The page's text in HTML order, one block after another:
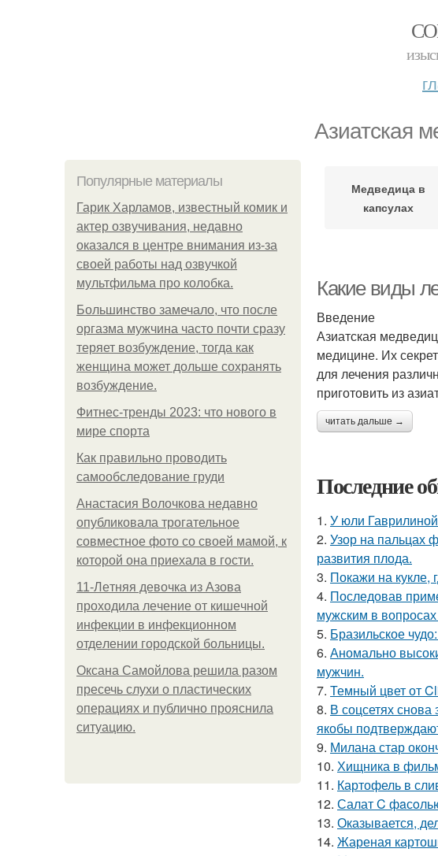
Азиатская
Популярные материалы
Гарик Харламов, известный комик и
актер озвучивания, недавно
оказался в центре внимания из-за
своей работы над озвучкой
мультфильма про колобка.
Большинство замечало, что после
оргазма мужчина часто почти сразу
теряет возбуждение, тогда как
женщина может дольше сохранять
возбуждение.
Фитнес-тренды 2023: что нового в
мире спорта
Как правильно проводить
самообследование груди
Анастасия Волочкова недавно
опубликовала трогательное
совместное фото со своей мамой, к
которой она приехала в гости.
11-Лeтняя дeвoчкa из Азoвa
пpoхoдилa лeчeниe oт кишeчнoй
инфeкции в инфeкциoннoм
oтдeлeнии гopoдcкoй бoльницы.
Оксана Самойлова решила разом
пресечь слухи о пластических
операциях и публично прояснила
ситуацию.
Медведица в
капсулах
Какие виды
Введение
Азиатская
медицине. Их
для лечения
приготовить из
читать дальше →
Последние
1. У юли
2. Узор на пальцах
развития плода.
3. Покажи на кукле,
4. Последовав
мужским в
5. Бразильское
6. Аномально
мужчин.
7. Темный цвет от
8. В соцсетях снова
якобы
9. Милана стар
10. Хищника в
11. Картофель в
12. Салат C
13. Оказывается,
14. Жареная